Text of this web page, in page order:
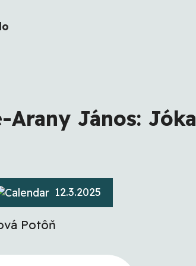
Arany János: Jóka
12.3.2025
Potôň